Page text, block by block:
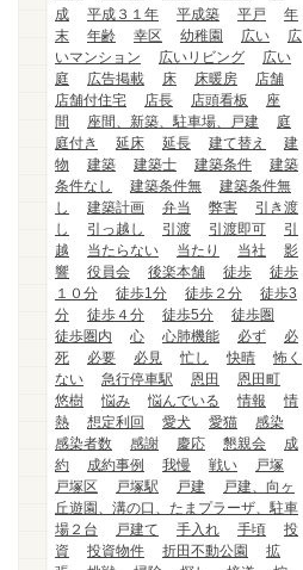
成
平成３１年 平成築 平戸
年
末
年齢 幸区 幼稚園 広い
広
いマンション
広いリビング
広い
庭
広告掲載 床 床暖房
店舗
店舗付住宅
店長 店頭看板
座
間
座間、新築、駐車場、戸建
庭
庭付き
延床 延長 建て替え
建
物
建築 建築士 建築条件
建築
条件なし
建築条件無
建築条件無
し
建築計画 弁当 弊害
引き渡
し
引っ越し 引渡 引渡即可
引
越
当たらない 当たり 当社
影
響
役員会 後楽本舗 徒歩
徒歩
１０分
徒歩1分 徒歩２分
徒歩3
分
徒歩４分 徒歩5分
徒歩圏
徒歩圏内
心 心肺機能 必ず
必
死
必要 必見 忙し 快晴
怖く
ない
急行停車駅 恩田
恩田町
悠樹
悩み 悩んでいる 情報
情
熱
想定利回 愛犬 愛猫
感染
感染者数
感謝 慶応 懇親会
成
約
成約事例 我慢 戦い
戸塚
戸塚区
戸塚駅 戸建
戸建、向ヶ
丘遊園、溝の口、たまプラーザ、駐車
場２台
戸建て 手入れ 手頃
投
資
投資物件 折田不動公園
拡